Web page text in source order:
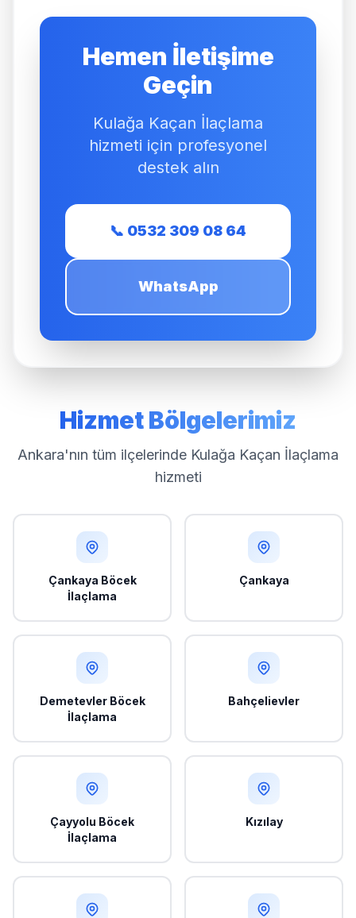
Hemen İletişime
Geçin
Kulağa Kaçan İlaçlama
hizmeti için profesyonel
destek alın
📞 0532 309 08 64
WhatsApp
Hizmet Bölgelerimiz
Ankara'nın tüm ilçelerinde Kulağa Kaçan İlaçlama
hizmeti
Çankaya Böcek
İlaçlama
Çankaya
Demetevler Böcek
İlaçlama
Bahçelievler
Çayyolu Böcek
İlaçlama
Kızılay